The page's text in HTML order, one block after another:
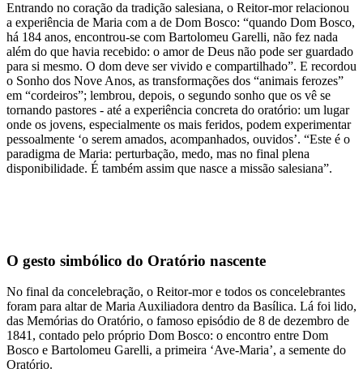
Entrando no coração da tradição salesiana, o Reitor-mor relacionou
a experiência de Maria com a de Dom Bosco: “quando Dom Bosco,
há 184 anos, encontrou-se com Bartolomeu Garelli, não fez nada
além do que havia recebido: o amor de Deus não pode ser guardado
para si mesmo. O dom deve ser vivido e compartilhado”. E recordou
o Sonho dos Nove Anos, as transformações dos “animais ferozes”
em “cordeiros”; lembrou, depois, o segundo sonho que os vê se
tornando pastores - até a experiência concreta do oratório: um lugar
onde os jovens, especialmente os mais feridos, podem experimentar
pessoalmente ‘o serem amados, acompanhados, ouvidos’. “Este é o
paradigma de Maria: perturbação, medo, mas no final plena
disponibilidade. É também assim que nasce a missão salesiana”.
O gesto simbólico do Oratório nascente
No final da concelebração, o Reitor-mor e todos os concelebrantes
foram para altar de Maria Auxiliadora dentro da Basílica. Lá foi lido,
das Memórias do Oratório, o famoso episódio de 8 de dezembro de
1841, contado pelo próprio Dom Bosco: o encontro entre Dom
Bosco e Bartolomeu Garelli, a primeira ‘Ave-Maria’, a semente do
Oratório.